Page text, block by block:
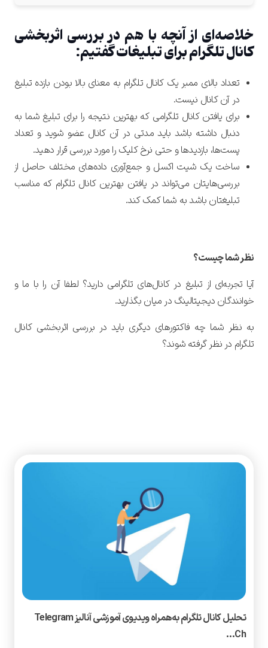
خلاصه‌ای از آنچه با هم در بررسی اثربخشی
کانال تلگرام برای تبلیغات گفتیم:
تعداد بالای ممبر یک کانال تلگرام به معنای بالا بودن بازده تبلیغ
در آن کانال نیست.
برای یافتن کانال تلگرامی که بهترین نتیجه را برای تبلیغ شما به
دنبال داشته باشد باید مدتی در آن کانال عضو شوید و تعداد
پست‌ها، بازدیدها و حتی نرخ کلیک را مورد بررسی قرار دهید.
ساخت یک شیت اکسل و جمع‌آوری داده‌های مختلف حاصل از
بررسی‌هایتان می‌تواند در یافتن بهترین کانال تلگرام که مناسب
تبلیغتان باشد به شما کمک کند.
نظر شما چیست؟
آیا تجربه‌ای از تبلیغ در کانال‌های تلگرامی دارید؟ لطفا آن را با ما و
خوانندگان دیجیتالینگ در میان بگذارید.
به نظر شما چه فاکتورهای دیگری باید در بررسی اثربخشی کانال
تلگرام در نظر گرفته شوند؟
تحلیل کانال تلگرام به‌همراه ویدیوی آموزشی آنالیز Telegram
Ch…